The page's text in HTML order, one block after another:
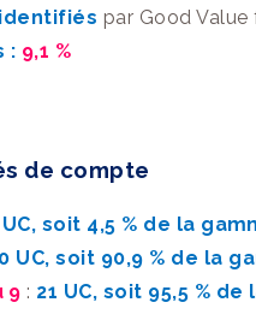
par Good Value
: 9,1 %
de compte
UC, soit 4,5 % de la
UC, soit 90,9 % de la
9: 21 UC, soit 95,5 % de